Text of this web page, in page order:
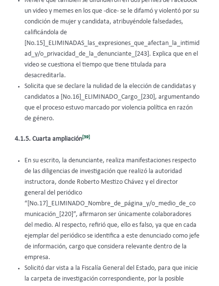
un video y memes en los que -dice- se le difamó y violentó por su
condición de mujer y candidata, atribuyéndole falsedades,
calificándola de
[No.15]_ELIMINADAS_las_expresiones_que_afectan_la_intimid
ad_y/o_privacidad_de_la_denunciante_[243]. Explica que en el
video se cuestiona el tiempo que tiene titulada para
desacreditarla.
Solicita que se declare la nulidad de la elección de candidatas y
candidatos a [No.16]_ELIMINADO_Cargo_[230], argumentando
que el proceso estuvo marcado por violencia política en razón
de género.
4.1.5. Cuarta ampliación[39]
En su escrito, la denunciante, realiza manifestaciones respecto
de las diligencias de investigación que realizó la autoridad
instructora, donde Roberto Mestizo Chávez y el director
general del periódico
“[No.17]_ELIMINADO_Nombre_de_página_y/o_medio_de_co
municación_[220]”, afirmaron ser únicamente colaboradores
del medio. Al respecto, refirió que, ello es falso, ya que en cada
ejemplar del periódico se identifica a este denunciado como jefe
de información, cargo que considera relevante dentro de la
empresa.
Solicitó dar vista a la Fiscalía General del Estado, para que inicie
la carpeta de investigación correspondiente, por la posible